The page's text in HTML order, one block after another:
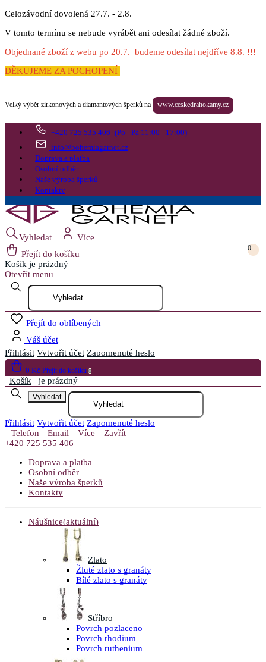
Celozávodní dovolená 27.7. - 2.8.
V tomto termínu se nebude vyrábět ani odesílat žádné zboží.
Objednané zboží z webu po 20.7. budeme odesílat nejdříve 8.8. !!!
DĚKUJEME ZA POCHOPENÍ
Velký výběr zirkonových a diamantových šperků na www.ceskedrahokamy.cz
+420 725 535 406 (Po - Pá 11:00 - 17:00)
info@bohemiagarnet.cz
Doprava a platba
Osobní odběr
Naše výroba šperků
Kontakty
Vyhledat
Více
Přejít do košíku
0
Košík je prázdný
Otevřít menu
Přejít do oblíbených
Váš účet
Přihlásit Vytvořit účet Zapomenuté heslo
0 Kč Přejít do košíku 0
Košík je prázdný
Vyhledat
Přihlásit Vytvořit účet Zapomenuté heslo
Telefon
Email Více
Zavřít
+420 725 535 406
Doprava a platba
Osobní odběr
Naše výroba šperků
Kontakty
Náušnice(aktuální)
Zlato
Žluté zlato s granáty
Bílé zlato s granáty
Stříbro
Povrch pozlaceno
Povrch rhodium
Povrch ruthenium